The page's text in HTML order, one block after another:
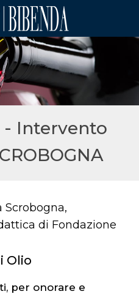
- Intervento
di Fondazione
Olio
per onorare e